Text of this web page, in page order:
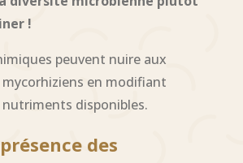
!
peuvent nuire aux
en modifiant
nutriments disponibles.
des